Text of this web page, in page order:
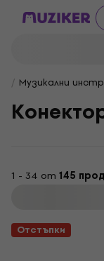
Музикални
1 - 34 от 145
Отстъпки